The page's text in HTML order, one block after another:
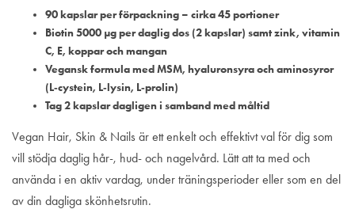
90 kapslar per förpackning – cirka 45 portioner
Biotin 5000 µg per daglig dos (2 kapslar) samt zink, vitamin
C, E, koppar och mangan
Vegansk formula med MSM, hyaluronsyra och aminosyror
(L‑cystein, L‑lysin, L‑prolin)
Tag 2 kapslar dagligen i samband med måltid
Vegan Hair, Skin & Nails är ett enkelt och effektivt val för dig som
vill stödja daglig hår-, hud- och nagelvård. Lätt att ta med och
använda i en aktiv vardag, under träningsperioder eller som en del
av din dagliga skönhetsrutin.